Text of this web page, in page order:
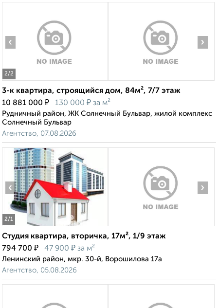
2/2
‹ ›
3-к квартира, строящийся дом, 84м², 7/7 этаж
10 881 000 ₽ 130 000 ₽ за м²
Рудничный район, ЖК Солнечный Бульвар, жилой комплекс
Солнечный Бульвар
Агентство, 07.08.2026
2/1
‹ ›
Студия квартира, вторичка, 17м², 1/9 этаж
794 700 ₽ 47 900 ₽ за м²
Ленинский район, мкр. 30-й, Ворошилова 17а
Агентство, 05.08.2026